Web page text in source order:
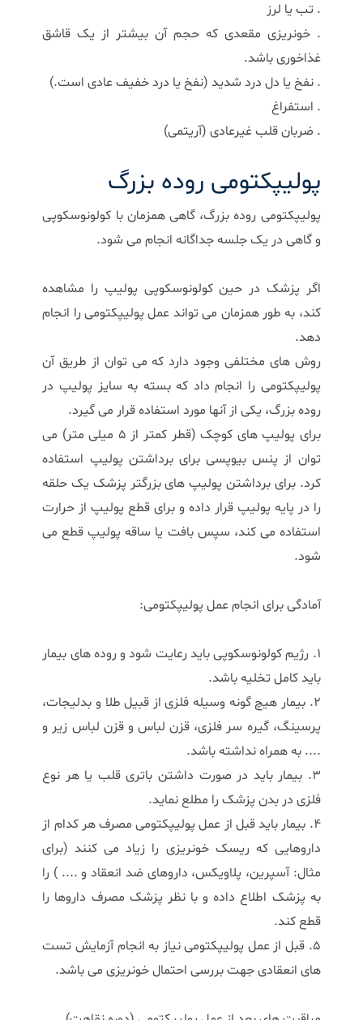
. تب یا لرز
. خونریزی مقعدی که حجم آن بیشتر از یک قاشق
غذاخوری باشد.
. نفخ یا دل درد شدید (نفخ یا درد خفیف عادی است.)
. استفراغ
. ضربان قلب غیرعادی (آریتمی)
پولیپکتومی روده بزرگ
پولیپکتومی روده بزرگ، گاهی همزمان با کولونوسکوپی
و گاهی در یک جلسه جداگانه انجام می شود.
اگر پزشک در حین کولونوسکوپی پولیپ را مشاهده
کند، به طور همزمان می تواند عمل پولیپکتومی را انجام
دهد.
روش های مختلفی وجود دارد که می توان از طریق آن
پولیپکتومی را انجام داد که بسته به سایز پولیپ در
روده بزرگ، یکی از آنها مورد استفاده قرار می گیرد.
برای پولیپ های کوچک (قطر کمتر از ۵ میلی متر) می
توان از پنس بیوپسی برای برداشتن پولیپ استفاده
کرد. برای برداشتن پولیپ های بزرگتر پزشک یک حلقه
را در پایه پولیپ قرار داده و برای قطع پولیپ از حرارت
استفاده می کند، سپس بافت یا ساقه پولیپ قطع می
شود.
آمادگی برای انجام عمل پولیپکتومی:
1. رژیم کولونوسکوپی باید رعایت شود و روده های بیمار
باید کامل تخلیه باشد.
2. بیمار هیچ گونه وسیله فلزی از قبیل طلا و بدلیجات،
پرسینگ، گیره سر فلزی، قزن لباس و قزن لباس زیر و
.... به همراه نداشته باشد.
3. بیمار باید در صورت داشتن باتری قلب یا هر نوع
فلزی در بدن پزشک را مطلع نماید.
4. بیمار باید قبل از عمل پولیپکتومی مصرف هر کدام از
داروهایی که ریسک خونریزی را زیاد می کنند (برای
مثال: آسپرین، پلاویکس، داروهای ضد انعقاد و .... ) را
به پزشک اطلاع داده و با نظر پزشک مصرف داروها را
قطع کند.
5. قبل از عمل پولیپکتومی نیاز به انجام آزمایش تست
های انعقادی جهت بررسی احتمال خونریزی می باشد.